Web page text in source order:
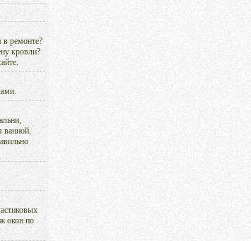
в ремонте?
кровли?
ванной.
окон по